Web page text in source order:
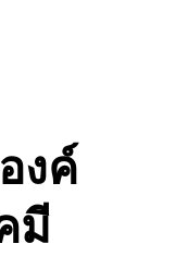
งค์
มี